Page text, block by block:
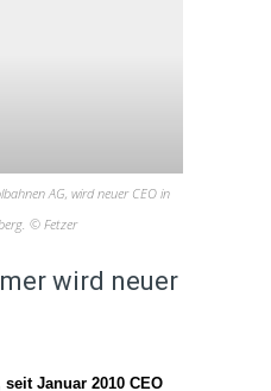
AG, wird neuer CEO in
© Fetzer
wird neuer
Januar 2010 CEO